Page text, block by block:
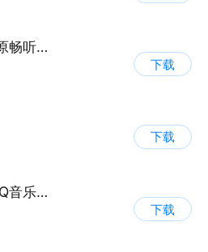
番茄音乐（原畅听音乐）
下载
下载
波点音乐-QQ音乐简洁版
下载